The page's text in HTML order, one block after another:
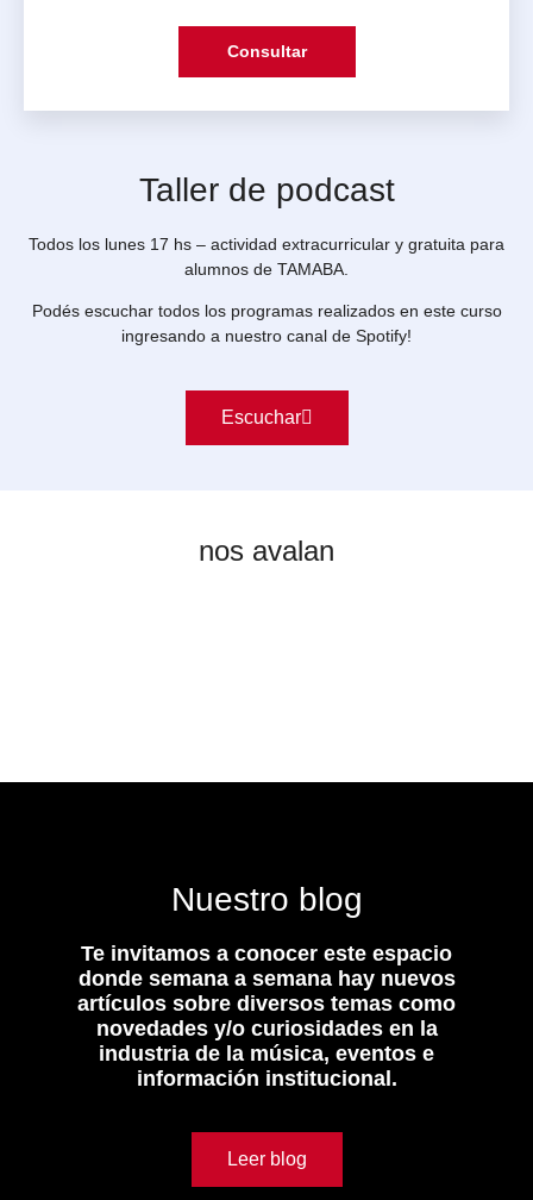
Consultar
Taller de podcast
Todos los lunes 17 hs – actividad extracurricular y gratuita para
alumnos de TAMABA.
Podés escuchar todos los programas realizados en este curso
ingresando a nuestro canal de Spotify!
Escuchar
nos avalan
Nuestro blog
Te invitamos a conocer este espacio
donde semana a semana hay nuevos
artículos sobre diversos temas como
novedades y/o curiosidades en la
industria de la música, eventos e
información institucional.
Leer blog